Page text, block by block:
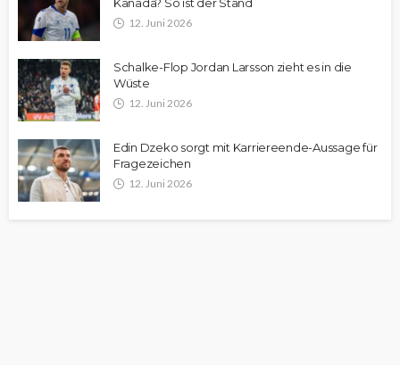
12. Juni 2026
Schalke-Flop Jordan Larsson zieht es in die
Wüste
12. Juni 2026
Edin Dzeko sorgt mit Karriereende-Aussage für
Fragezeichen
12. Juni 2026